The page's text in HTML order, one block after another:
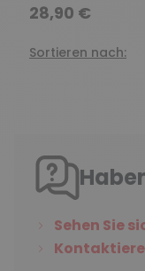
28,90 €
Sortieren nach:
Sehen Sie